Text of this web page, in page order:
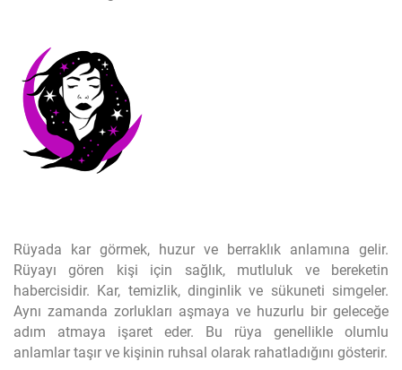
Rüyada kar görmek, huzur ve berraklık anlamına gelir.
Rüyayı gören kişi için sağlık, mutluluk ve bereketin
habercisidir. Kar, temizlik, dinginlik ve sükuneti simgeler.
Aynı zamanda zorlukları aşmaya ve huzurlu bir geleceğe
adım atmaya işaret eder. Bu rüya genellikle olumlu
anlamlar taşır ve kişinin ruhsal olarak rahatladığını gösterir.